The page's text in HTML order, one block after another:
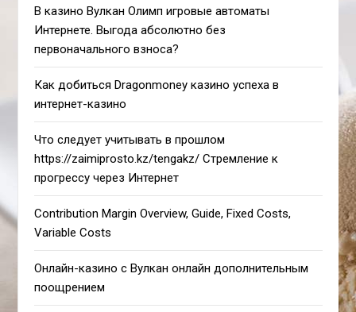
В казино Вулкан Олимп игровые автоматы
Интернете. Выгода абсолютно без
первоначального взноса?
Как добиться Dragonmoney казино успеха в
интернет-казино
Что следует учитывать в прошлом
https://zaimiprosto.kz/tengakz/ Стремление к
прогрессу через Интернет
Contribution Margin Overview, Guide, Fixed Costs,
Variable Costs
Онлайн-казино с Вулкан онлайн дополнительным
поощрением